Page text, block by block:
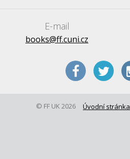
E-mail
books@ff.cuni.cz
© FF UK 2026 Úvodní stránka